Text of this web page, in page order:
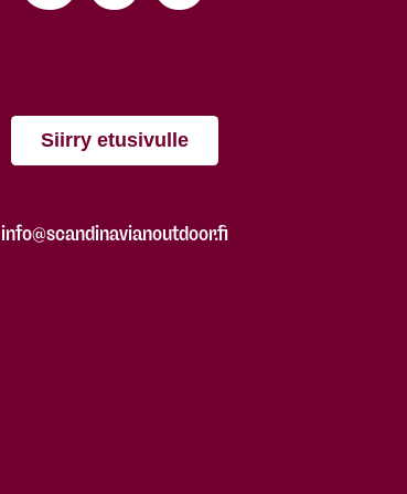
Siirry etusivulle
info@scandinavianoutdoor.fi